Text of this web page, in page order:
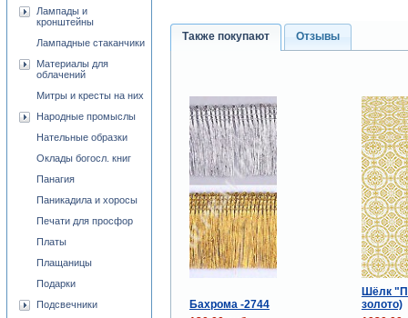
Также покупают Отзывы
Бахрома -2744
Шёлк
золото)
Лампады и
кронштейны
Лампадные стаканчики
Материалы для
облачений
Митры и кресты на них
Народные промыслы
Нательные образки
Оклады богосл. книг
Панагия
Паникадила и хоросы
Печати для просфор
Платы
Плащаницы
Подарки
Подсвечники